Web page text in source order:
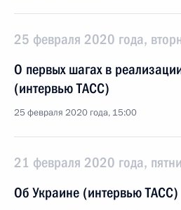
25 февраля 2020 года,
О первых шагах в
(интервью ТАСС)
25 февраля 2020 года, 15:00
21 февраля 2020 года,
Об Украине (интервью ТАСС)